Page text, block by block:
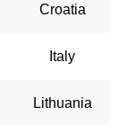
Croatia
Italy
Lithuania